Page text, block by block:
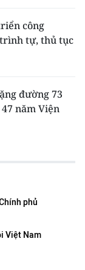
công
tự, thủ tục
đường 73
năm Viện
phủ
Việt Nam